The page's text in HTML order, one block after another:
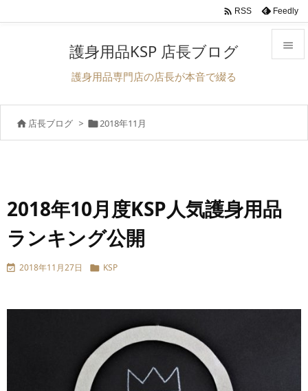



 RSS Feedly
護身用品KSP 店長ブログ
護身用品専門店の店長が本音で綴る
 店長ブログ > 2018年11月
2018年10月度KSP人気護身用品
ランキング公開
 2018年11月27日  KSP